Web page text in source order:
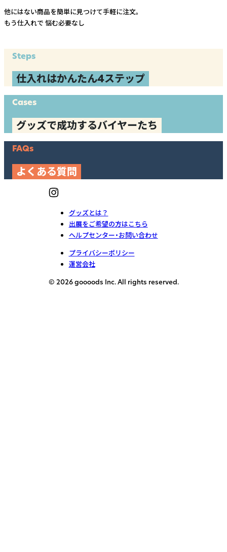
他にはない商品を簡単に見つけて手軽に注文。
もう仕入れで 悩む必要なし
Steps
仕入れはかんたん4ステップ
Cases
グッズで成功するバイヤーたち
FAQs
よくある質問
グッズとは？
出展をご希望の方はこちら
ヘルプセンター・お問い合わせ
プライバシーポリシー
運営会社
© 2026 goooods Inc. All rights reserved.